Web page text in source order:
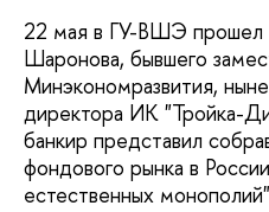
22 мая в ГУ-ВШЭ прошел
Шаронова, бывшего
Минэкономразвития,
директора ИК "Тройка-
банкир представил
фондового рынка в
естественных